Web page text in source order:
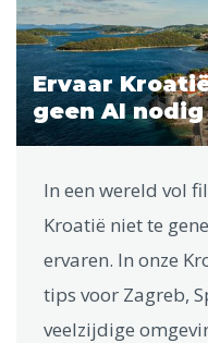
Ervaar
geen AI
In een wereld vol
Kroatië niet te
ervaren. In onze
tips voor Zagreb,
veelzijdige